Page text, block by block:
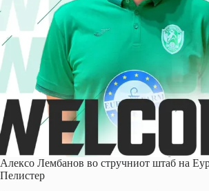
Алексо Лембанов во стручниот штаб на
Пелистер